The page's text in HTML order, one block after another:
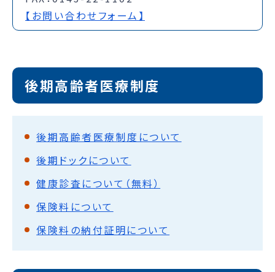
【お問い合わせフォーム】
後期高齢者医療制度
後期高齢者医療制度について
後期ドックについて
健康診査について（無料）
保険料について
保険料の納付証明について